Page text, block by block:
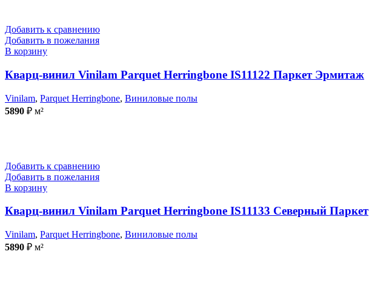
Добавить к сравнению
Добавить в пожелания
В корзину
Кварц-винил Vinilam Parquet Herringbone IS11122 Паркет Эрмитаж
Vinilam, Parquet Herringbone, Виниловые полы
5890 ₽ м²
Добавить к сравнению
Добавить в пожелания
В корзину
Кварц-винил Vinilam Parquet Herringbone IS11133 Северный Паркет
Vinilam, Parquet Herringbone, Виниловые полы
5890 ₽ м²